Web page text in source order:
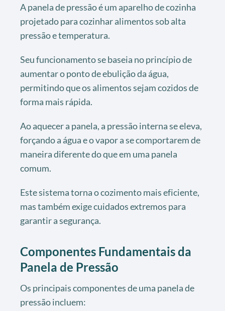
A panela de pressão é um aparelho de cozinha
projetado para cozinhar alimentos sob alta
pressão e temperatura.
Seu funcionamento se baseia no princípio de
aumentar o ponto de ebulição da água,
permitindo que os alimentos sejam cozidos de
forma mais rápida.
Ao aquecer a panela, a pressão interna se eleva,
forçando a água e o vapor a se comportarem de
maneira diferente do que em uma panela
comum.
Este sistema torna o cozimento mais eficiente,
mas também exige cuidados extremos para
garantir a segurança.
Componentes Fundamentais da
Panela de Pressão
Os principais componentes de uma panela de
pressão incluem: